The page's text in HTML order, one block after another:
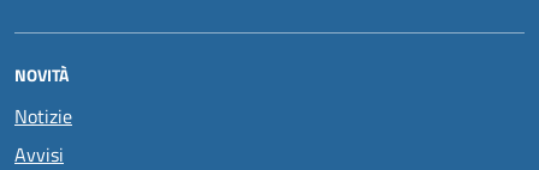
NOVITÀ
Notizie
Avvisi